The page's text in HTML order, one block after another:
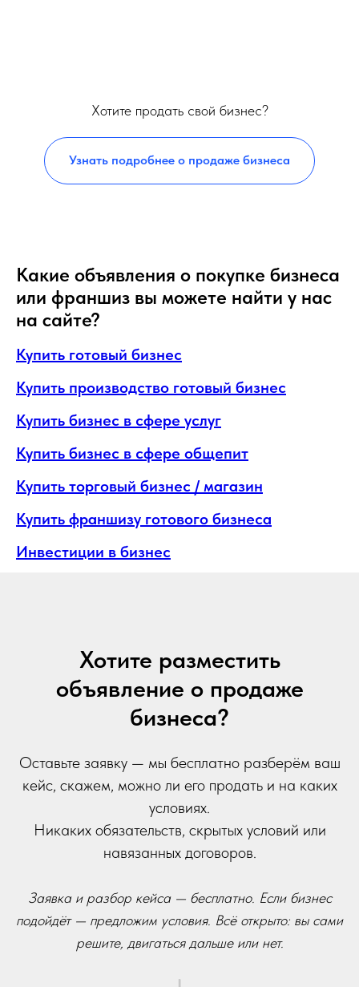
Хотите продать свой бизнес?
Узнать подробнее о продаже бизнеса
Какие объявления о покупке бизнеса
или франшиз вы можете найти у нас
на сайте?
Купить готовый бизнес
Купить производство готовый бизнес
Купить бизнес в сфере услуг
Купить бизнес в сфере общепит
Купить торговый бизнес / магазин
Купить франшизу готового бизнеса
Инвестиции в бизнес
Хотите разместить
объявление о продаже
бизнеса?
Оставьте заявку — мы бесплатно разберём ваш
кейс, скажем, можно ли его продать и на каких
условиях.
Никаких обязательств, скрытых условий или
навязанных договоров.
Заявка и разбор кейса — бесплатно. Если бизнес
подойдёт — предложим условия. Всё открыто: вы сами
решите, двигаться дальше или нет.